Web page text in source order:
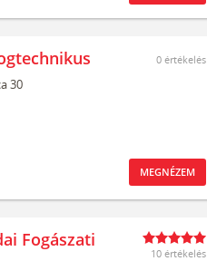
30
0 értékelés
MEGNÉZEM
Fogászati
10 értékelés